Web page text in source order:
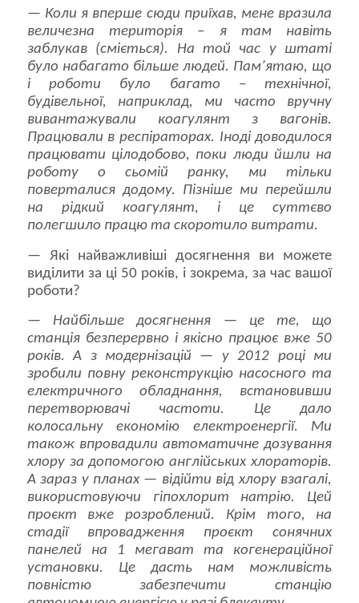
— Коли я вперше сюди приїхав, мене вразила
величезна територія – я там навіть
заблукав (сміється). На той час у штаті
було набагато більше людей. Пам’ятаю, що
і роботи було багато – технічної,
будівельної, наприклад, ми часто вручну
вивантажували коагулянт з вагонів.
Працювали в респіраторах. Іноді доводилося
працювати цілодобово, поки люди йшли на
роботу о сьомій ранку, ми тільки
поверталися додому. Пізніше ми перейшли
на рідкий коагулянт, і це суттєво
полегшило працю та скоротило витрати.
— Які найважливіші досягнення ви можете
виділити за ці 50 років, і зокрема, за час вашої
роботи?
— Найбільше досягнення — це те, що
станція безперервно і якісно працює вже 50
років. А з модернізацій — у 2012 році ми
зробили повну реконструкцію насосного та
електричного обладнання, встановивши
перетворювачі частоти. Це дало
колосальну економію електроенергії. Ми
також впровадили автоматичне дозування
хлору за допомогою англійських хлораторів.
А зараз у планах — відійти від хлору взагалі,
використовуючи гіпохлорит натрію. Цей
проєкт вже розроблений. Крім того, на
стадії впровадження проєкт сонячних
панелей на 1 мегават та когенераційної
установки. Це дасть нам можливість
повністю забезпечити станцію